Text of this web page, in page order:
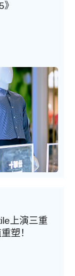
上演三重
塑！